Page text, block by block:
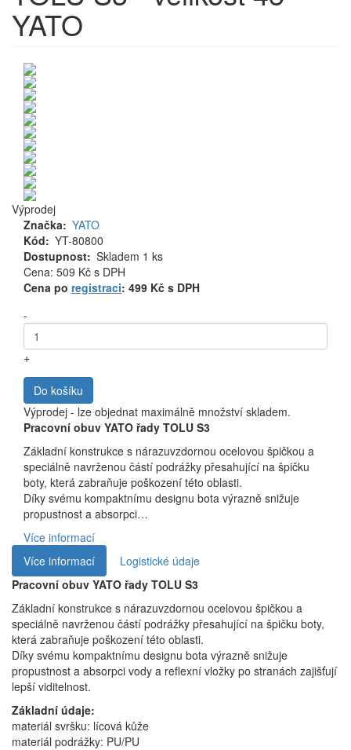
YATO
Výprodej
Značka YATO
Kód
YT-80800
Dostupnost Skladem 1 ks
Cena
MJ
Cena: 509 Kč s DPH
Cena po registraci: 499 Kč s DPH
-
+
Do košíku
Výprodej - lze objednat maximálně množství skladem.
Pracovní obuv YATO řady TOLU S3
Základní konstrukce s nárazuvzdornou ocelovou špičkou a
speciálně navrženou částí podrážky přesahující na špičku
boty, která zabraňuje poškození této oblasti.
Díky svému kompaktnímu designu bota výrazně snižuje
propustnost a absorpci…
Více informací
Více informací
Logistické údaje
Pracovní obuv YATO řady TOLU S3
Základní konstrukce s nárazuvzdornou ocelovou špičkou a
speciálně navrženou částí podrážky přesahující na špičku boty,
která zabraňuje poškození této oblasti.
Díky svému kompaktnímu designu bota výrazně snižuje
propustnost a absorpci vody a reflexní vložky po stranách zajišťují
lepší viditelnost.
Základní údaje:
materiál svršku: lícová kůže
materiál podrážky: PU/PU